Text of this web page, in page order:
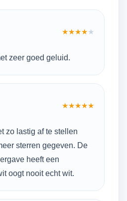
★★★★★
zeer goed geluid.
★★★★★
zo lastig af te stellen
sterren gegeven. De
heeft een
oogt nooit echt wit.